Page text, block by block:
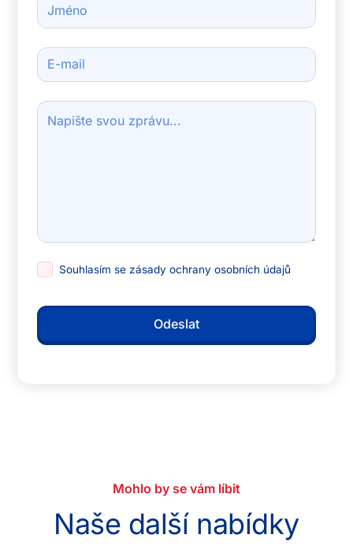
Souhlasím se zásady ochrany osobních údajů
Mohlo by se vám líbit
Naše další nabídky